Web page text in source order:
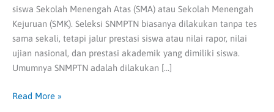
siswa Sekolah Menengah Atas (SMA) atau Sekolah Menengah
Kejuruan (SMK). Seleksi SNMPTN biasanya dilakukan tanpa tes
sama sekali, tetapi jalur prestasi siswa atau nilai rapor, nilai
ujian nasional, dan prestasi akademik yang dimiliki siswa.
Umumnya SNMPTN adalah dilakukan […]
Read More »